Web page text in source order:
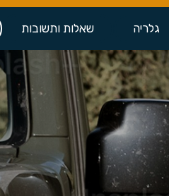
גלריה שאלות ותשובות